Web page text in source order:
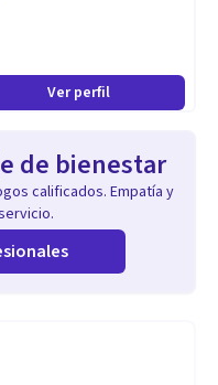
Ver perfil
de bienestar
calificados. Empatía y